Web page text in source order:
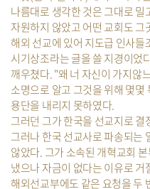
나름대로 생각한 것은 그대로
자원하지 않았고 어떤 교회도
해외 선교에 있어 지도급 인사들
시기상조라는 글을 쓸 지경이었
깨우쳤다. "왜 너 자신이 가지않
소명으로 알고 그것을 위해 몇몇
용단을 내리지 못하였다.
그러던 그가 한국을 선교지로
그러나 한국 선교사로 파송되는
않았다. 그가 소속된 개혁교회
냈으나 자금이 없다는 이유로
해외선교부에도 같은 요청을 두